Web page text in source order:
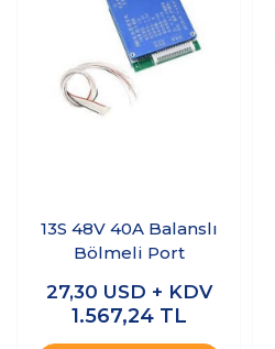
13S 48V 40A Balanslı
Bölmeli Port
27,30 USD + KDV
1.567,24 TL